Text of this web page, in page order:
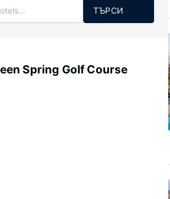
ТЪРСИ
Spring Golf Course